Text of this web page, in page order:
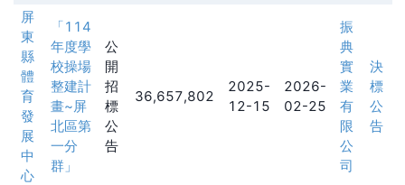
屏
東
縣
體
育
發
展
中
心
「114
年度學
校操場
整建計
畫~屏
北區第
一分
群」
公
開
招
標
公
告
36,657,802
2025-
12-15
2026-
02-25
振
典
實
業
有
限
公
司
決
標
公
告